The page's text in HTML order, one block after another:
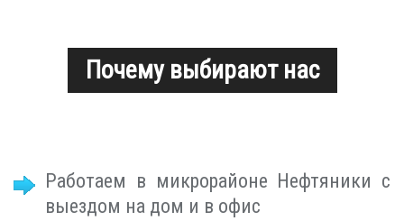
Почему выбирают нас
Работаем в микрорайоне Нефтяники с
выездом на дом и в офис